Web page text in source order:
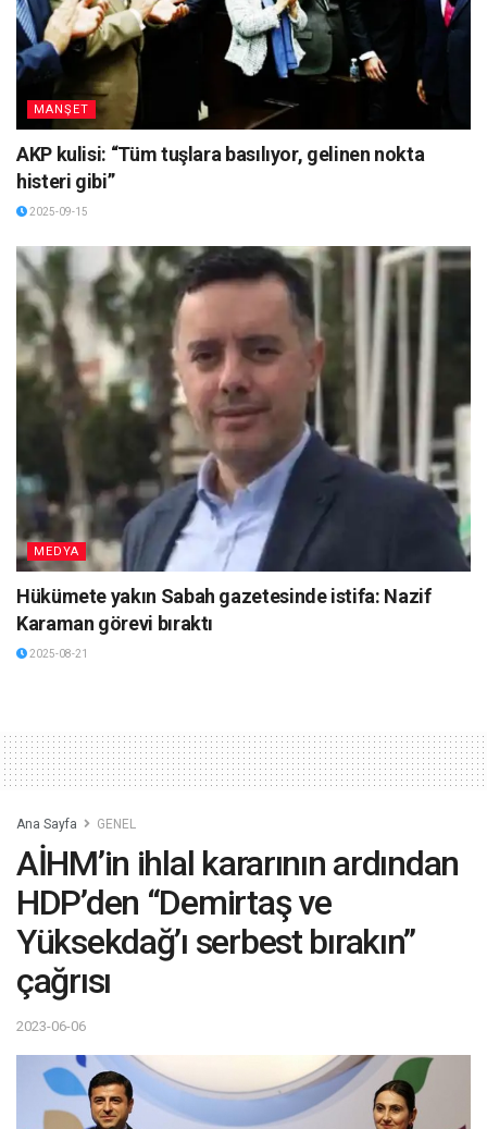
MANŞET
AKP kulisi: “Tüm tuşlara basılıyor, gelinen nokta
histeri gibi”
2025-09-15
MEDYA
Hükümete yakın Sabah gazetesinde istifa: Nazif
Karaman görevi bıraktı
2025-08-21
Ana Sayfa GENEL
AİHM’in ihlal kararının ardından
HDP’den “Demirtaş ve
Yüksekdağ’ı serbest bırakın”
çağrısı
2023-06-06